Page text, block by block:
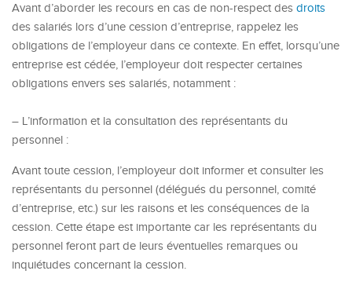
Avant d’aborder les recours en cas de non-respect des droits
des salariés lors d’une cession d’entreprise, rappelez les
obligations de l’employeur dans ce contexte. En effet, lorsqu’une
entreprise est cédée, l’employeur doit respecter certaines
obligations envers ses salariés, notamment :
– L’information et la consultation des représentants du
personnel :
Avant toute cession, l’employeur doit informer et consulter les
représentants du personnel (délégués du personnel, comité
d’entreprise, etc.) sur les raisons et les conséquences de la
cession. Cette étape est importante car les représentants du
personnel feront part de leurs éventuelles remarques ou
inquiétudes concernant la cession.